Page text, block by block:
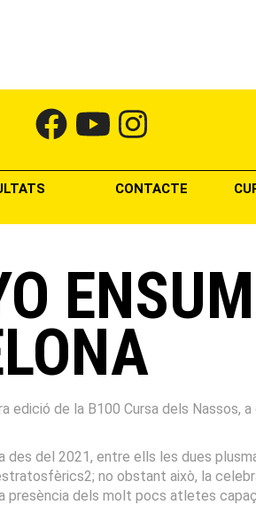
CONTACTE
edició de la B100 Cursa dels Nassos,
des del 2021, entre ells les dues
no obstant això, la
presència dels molt pocs atletes